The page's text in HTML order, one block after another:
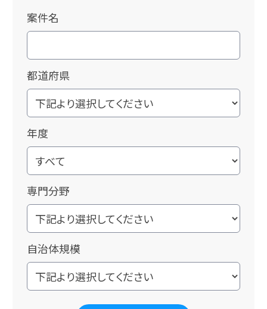
案件名
都道府県
年度
専門分野
自治体規模